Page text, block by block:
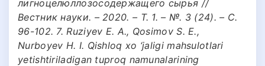
лигноцелюллозосодержащего сырья //
Вестник науки. – 2020. – Т. 1. – №. 3 (24). – С.
96-102. 7. Ruziyev E. A., Qosimov S. E.,
Nurboyev H. I. Qishloq xo ‘jaligi mahsulotlari
yetishtiriladigan tuproq namunalarining